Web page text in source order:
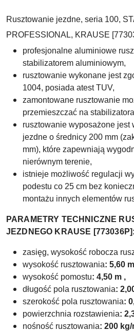
Rusztowanie jezdne, seria 100,
PROFESSIONAL, KRAUSE
profesjonalne aluminiowe
stabilizatorem aluminiowym,
rusztowanie wykonane jest
1004, posiada atest TUV,
zamontowane rusztowanie
przemieszczać na
rusztowanie wyposażone jest
jezdne o średnicy 200 mm
mm), które zapewniają
nierównym terenie,
istnieje możliwość regulacji
podestu co 25 cm bez
montażu innych elementów
PARAMETRY TECHNICZNE
JEZDNEGO KRAUSE [773036P]:
zasięg, wysokość robocza
wysokość rusztowania: 5,60
wysokość pomostu: 4,50 m ,
długość pola rusztowania:
szerokość pola rusztowania:
powierzchnia rozstawienia:
nośność rusztowania: 200 kg/